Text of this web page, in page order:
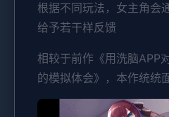
根据不同玩法，女主角会
给予若干样反馈
相较于前作《用洗脑APP
的模拟体会》，本作统统